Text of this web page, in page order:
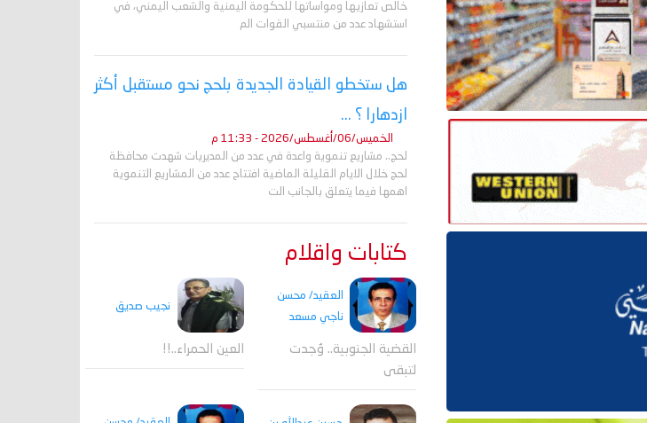
خالص تعازيها ومواساتها للحكومة اليمنية والشعب اليمني، في
استشهاد عدد من منتسبي القوات الم
هل ستخطو القيادة الجديدة بلحج نحو مستقبل أكثر
ازدهارا ؟ ...
الخميس/06/أغسطس/2026 - 11:33 م
لحج.. مشاريع تنموية واعدة في عدد من المديريات شهدت محافظة
لحج خلال الايام القليلة الماضية افتتاح عدد من المشاريع التنموية
اهمها فيما يتعلق بالجانب الت
كتابات واقلام
العقيد/ محسن
ناجي مسعد
القضية الجنوبية.. وُجدت
لتبقى
نجيب صديق
العين الحمراء..!!